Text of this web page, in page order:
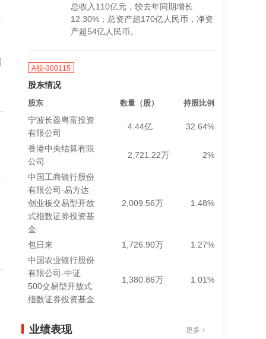
总收入110亿元，较去年同期增长
12.30%；总资产超170亿人民币，净资
产超54亿人民币。
A股-300115
股东情况
股东 数量（股） 持股比例
宁波长盈粤富投资
有限公司
4.44亿 32.64%
香港中央结算有限
公司
2,721.22万 2%
中国工商银行股份
有限公司-易方达
创业板交易型开放
式指数证券投资基
金
2,009.56万 1.48%
包日来 1,726.90万
1.27%
中国农业银行股份
有限公司-中证
500交易型开放式
指数证券投资基金
1,380.86万 1.01%
业绩表现 更多